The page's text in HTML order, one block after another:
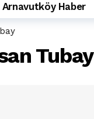
İmrahor
29 Ekim
kaydı: 3 hafriyat
Havalimanı
Arnavutköy Haber
Tubay